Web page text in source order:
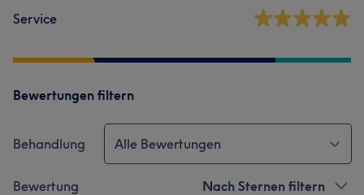
Service
Bewertungen filtern
Behandlung Alle Bewertungen
Bewertung Nach Sternen filtern